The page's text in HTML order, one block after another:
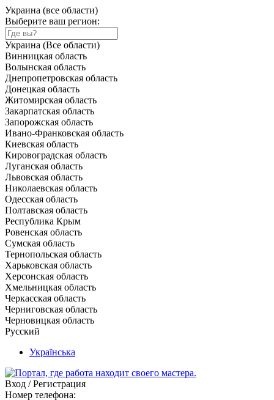
Украина (все области)
Выберите ваш регион:
Украина (Все области)
Винницкая область
Волынская область
Днепропетровская область
Донецкая область
Житомирская область
Закарпатская область
Запорожская область
Ивано-Франковская область
Киевская область
Кировоградская область
Луганская область
Львовская область
Николаевская область
Одесская область
Полтавская область
Республика Крым
Ровенская область
Сумская область
Тернопольская область
Харьковская область
Херсонская область
Хмельницкая область
Черкасская область
Черниговская область
Черновицкая область
Русский
Українська
Вход / Регистрация
Номер телефона: